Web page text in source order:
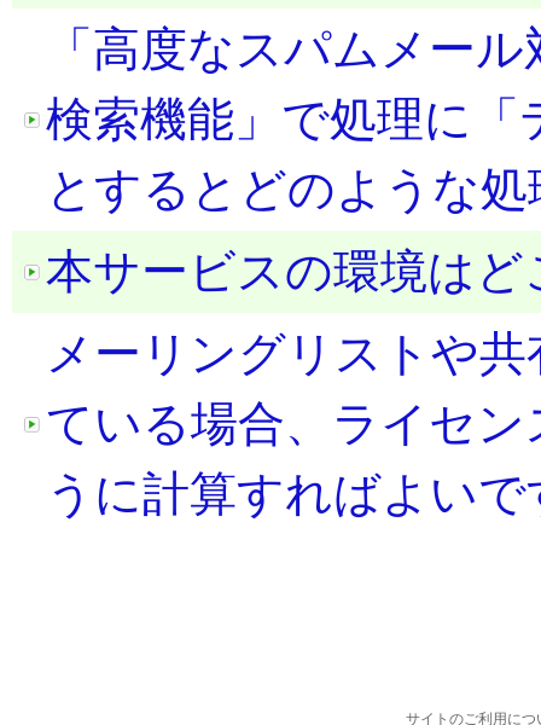
「高度なスパムメー
検索機能」で処理に
とするとどのような
本サービスの環境は
メーリングリストや
ている場合、ライセ
うに計算すればよいで
サイトのご利用につ